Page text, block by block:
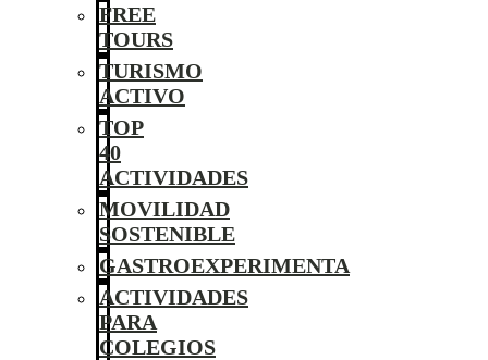
FREE
TOURS
TURISMO
ACTIVO
TOP
40
ACTIVIDADES
MOVILIDAD
SOSTENIBLE
GASTROEXPERIMENTA
ACTIVIDADES
PARA
COLEGIOS